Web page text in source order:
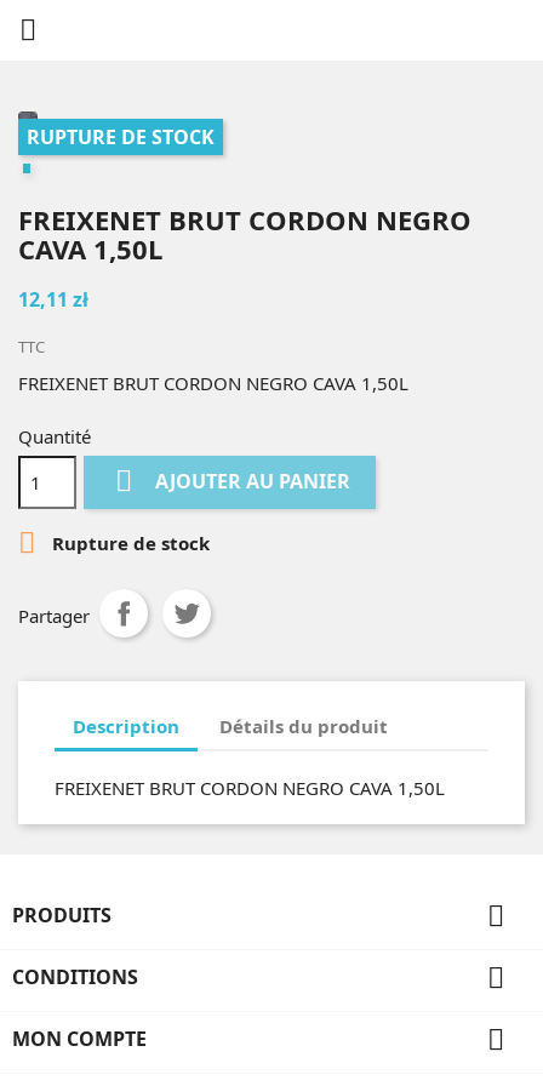

RUPTURE DE STOCK
FREIXENET BRUT CORDON NEGRO
CAVA 1,50L
12,11 zł
TTC
FREIXENET BRUT CORDON NEGRO CAVA 1,50L
Quantité
 AJOUTER AU PANIER
 Rupture de stock
Partager
Description Détails du produit
FREIXENET BRUT CORDON NEGRO CAVA 1,50L
PRODUITS 
CONDITIONS 
MON COMPTE
